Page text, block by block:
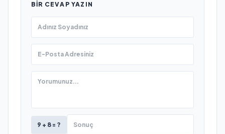
BIR CEVAP YAZIN
9 + 8 = ?